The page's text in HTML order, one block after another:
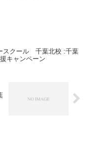
スクール 千葉北校 :千葉
キャンペーン